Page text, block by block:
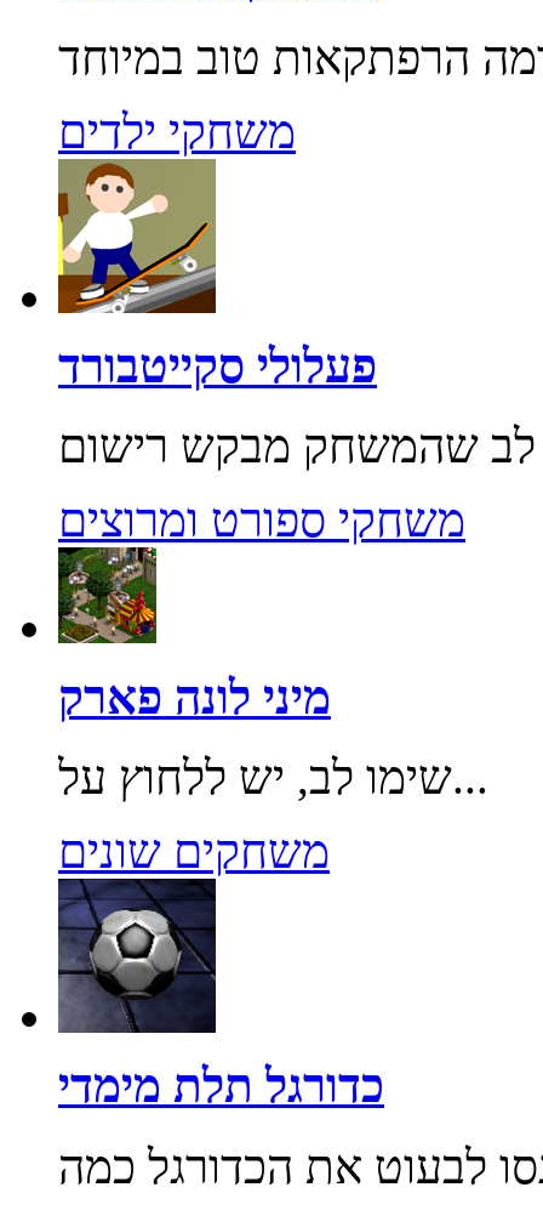
משחקי ילדים
פעלולי סקייטבורד
משחקי ספורט ומרוצים
מיני לונה פארק
שימו לב, יש ללחוץ על...
משחקים שונים
כדורגל תלת מימדי